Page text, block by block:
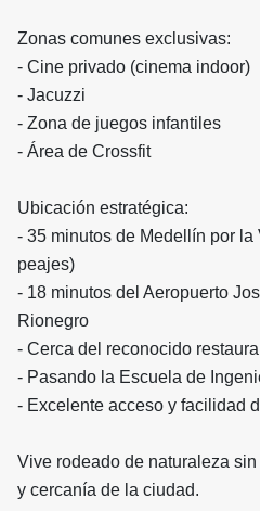
Zonas comunes exclusivas:
- Cine privado (cinema indoor)
- Jacuzzi
- Zona de juegos infantiles
- Área de Crossfit
Ubicación estratégica:
- 35 minutos de Medellín por
peajes)
- 18 minutos del Aeropuerto
Rionegro
- Cerca del reconocido
- Pasando la Escuela de
- Excelente acceso y facilidad
Vive rodeado de naturaleza
y cercanía de la ciudad.